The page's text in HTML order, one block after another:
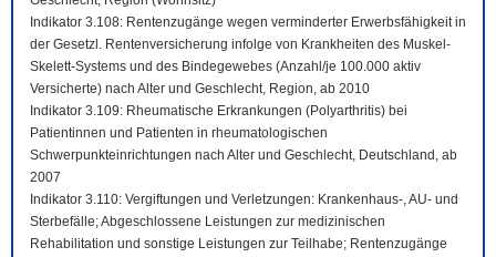
Indikator 3.108: Rentenzugänge wegen verminderter Erwerbsfähigkeit in
der Gesetzl. Rentenversicherung infolge von Krankheiten des Muskel-
Skelett-Systems und des Bindegewebes (Anzahl/je 100.000 aktiv
Versicherte) nach Alter und Geschlecht, Region, ab 2010
Indikator 3.109: Rheumatische Erkrankungen (Polyarthritis) bei
Patientinnen und Patienten in rheumatologischen
Schwerpunkteinrichtungen nach Alter und Geschlecht, Deutschland, ab
2007
Indikator 3.110: Vergiftungen und Verletzungen: Krankenhaus-, AU- und
Sterbefälle; Abgeschlossene Leistungen zur medizinischen
Rehabilitation und sonstige Leistungen zur Teilhabe; Rentenzugänge